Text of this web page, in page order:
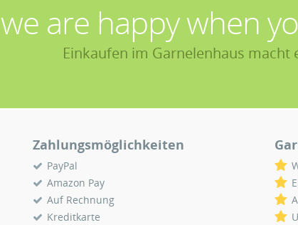
we are happy when
Einkaufen im Garnelenhaus macht
Zahlungsmöglichkeiten
PayPal
Amazon Pay
Auf Rechnung
Kreditkarte